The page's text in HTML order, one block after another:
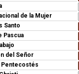
de la Mujer
Santo
Pascua
del Señor
Pentecostés